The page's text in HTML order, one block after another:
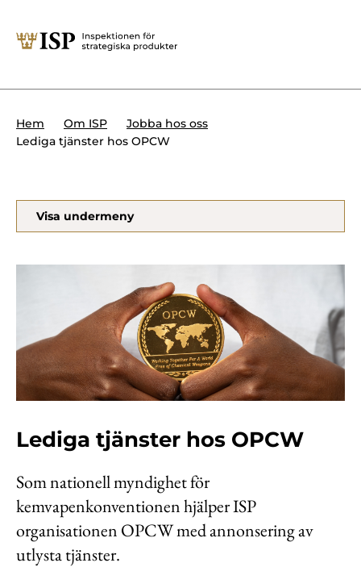
Söktips:
Presskontakt
Krigsmateriel
Produkter med dubbla
Utländska direktinvesteringar
Om ISP
Kontakt
Lediga jobb
Kundwebben
In English
Hem Om ISP
Jobba hos oss
Lediga tjänster hos OPCW
Visa undermeny
Lediga tjänster hos OPCW
Som nationell myndighet för
kemvapenkonventionen hjälper ISP
organisationen OPCW med annonsering av
utlysta tjänster.